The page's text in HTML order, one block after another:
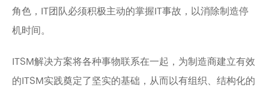
角色，IT团队必须积极主动的掌握IT事故，以消除制造停
机时间。
ITSM解决方案将各种事物联系在一起，为制造商建立有效
的ITSM实践奠定了坚实的基础，从而以有组织、结构化的